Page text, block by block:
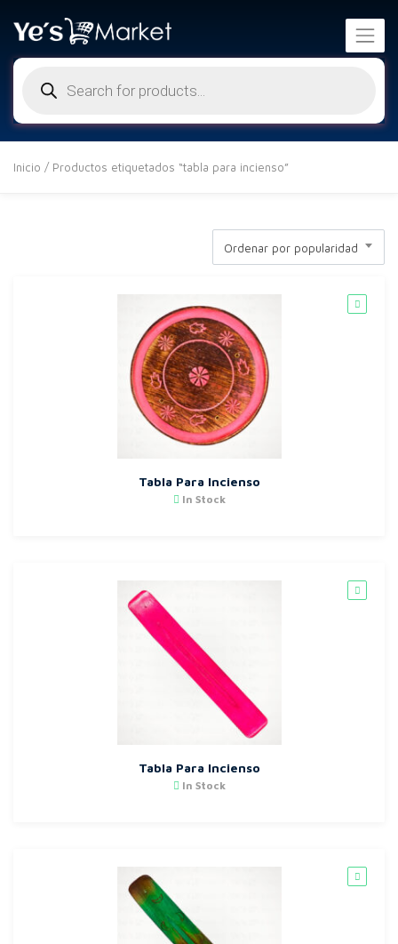
productos
Inicio / Productos etiquetados “tabla para incienso”
Ordenar por popularidad
Tabla Para Incienso
In Stock
Tabla Para Incienso
In Stock